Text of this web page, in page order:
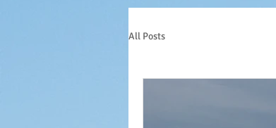
All Posts